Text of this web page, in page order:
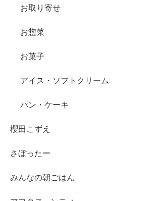
お取り寄せ
お惣菜
お菓子
アイス・ソフトクリーム
パン・ケーキ
櫻田こずえ
さぼったー
みんなの朝ごはん